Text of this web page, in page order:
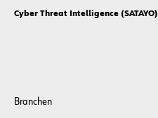
Cyber Threat Intelligence (SATAYO)
Branchen